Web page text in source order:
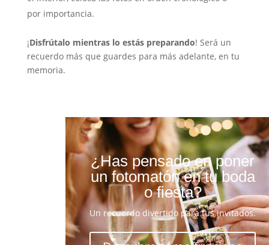
por importancia.
¡Disfrútalo mientras lo estás preparando! Será un
recuerdo más que guardes para más adelante, en tu
memoria.
¿Has pensado en poner
un fotomatón en tu boda
o fiesta?
Un recuerdo divertido para tus invitados.